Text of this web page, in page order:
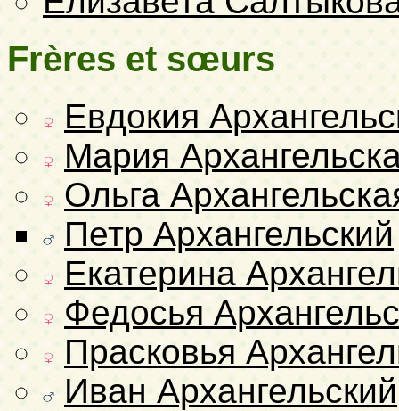
Frères et sœurs
Евдокия
Мария
Ольга
Петр Архангельский
Екатерина
Федосья
Прасковья
Иван Архангельский